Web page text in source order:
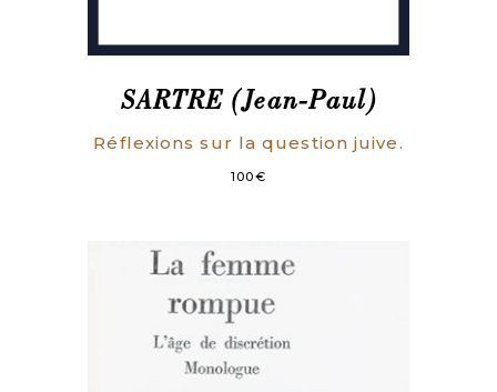
SARTRE (Jean-Paul)
Réflexions sur la question juive.
100€